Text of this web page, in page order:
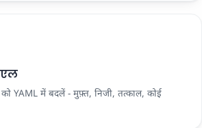
YAML में बदलें - मुफ़्त, निजी, तत्काल, कोई